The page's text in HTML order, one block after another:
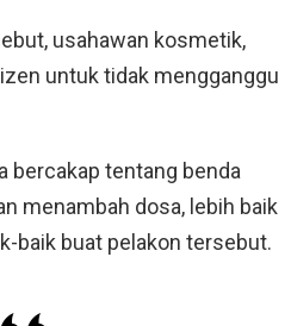
usahawan kosmetik,
untuk tidak mengganggu
bercakap tentang benda
menambah dosa, lebih baik
baik buat pelakon tersebut.